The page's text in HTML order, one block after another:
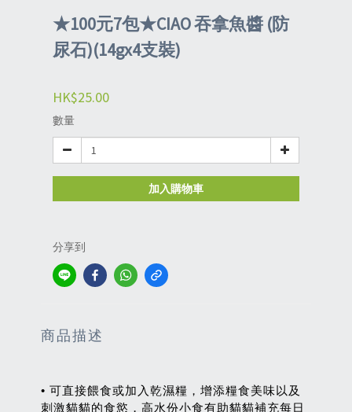
★100元7包★CIAO 吞拿魚醬 (防
尿石)(14gx4支裝)
HK$25.00
數量
加入購物車
分享到
商品描述
• 可直接餵食或加入乾濕糧，增添糧食美味以及
刺激貓貓的食慾，高水份小食有助貓貓補充每日